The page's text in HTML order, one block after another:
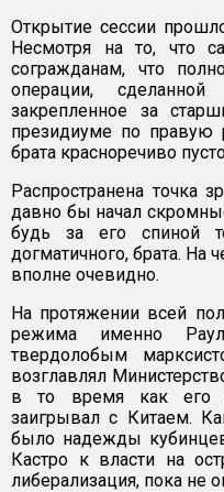
Открытие сессии
Несмотря на то, что
согражданам, что
операции,
закрепленное за
президиуме по правую
брата красноречиво
Распространена точка
давно бы начал
будь за его спиной
догматичного, брата. На
вполне очевидно.
На протяжении всей
режима именно
твердолобым
возглавлял
в то время как его
заигрывал с Китаем.
было надежды
Кастро к власти на
либерализация, пока не